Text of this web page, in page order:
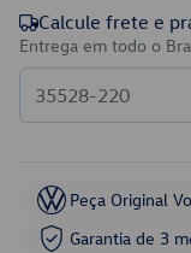
Calcule frete e
Entrega em todo o
Peça Original
Garantia de 3